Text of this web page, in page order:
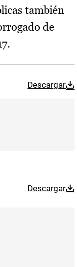
también
de
Descargar
Descargar